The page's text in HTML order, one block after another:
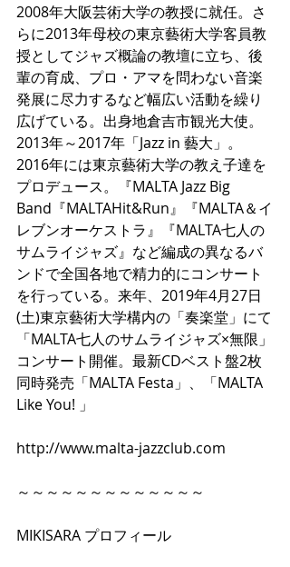
2008年大阪芸術大学の教授に就任。さ
らに2013年母校の東京藝術大学客員教
授としてジャズ概論の教壇に立ち、後
輩の育成、プロ・アマを問わない音楽
発展に尽力するなど幅広い活動を繰り
広げている。出身地倉吉市観光大使。
2013年～2017年「Jazz in 藝大」。
2016年には東京藝術大学の教え子達を
プロデュース。『MALTA Jazz Big
Band『MALTAHit&Run』『MALTA＆イ
レブンオーケストラ』『MALTA七人の
サムライジャズ』など編成の異なるバ
ンドで全国各地で精力的にコンサート
を行っている。来年、2019年4月27日
(土)東京藝術大学構内の「奏楽堂」にて
「MALTA七人のサムライジャズ×無限」
コンサート開催。最新CDベスト盤2枚
同時発売「MALTA Festa」、「MALTA
Like You! 」
http://www.malta-jazzclub.com
～～～～～～～～～～～～～
MIKISARA プロフィール